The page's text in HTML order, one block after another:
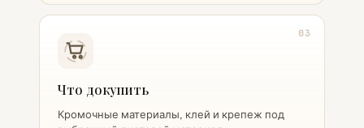
03
Что докупить
Кромочные материалы, клей и крепеж под